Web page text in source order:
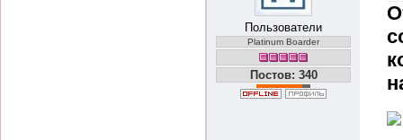
Пользователи
Platinum Boarder
Постов: 340